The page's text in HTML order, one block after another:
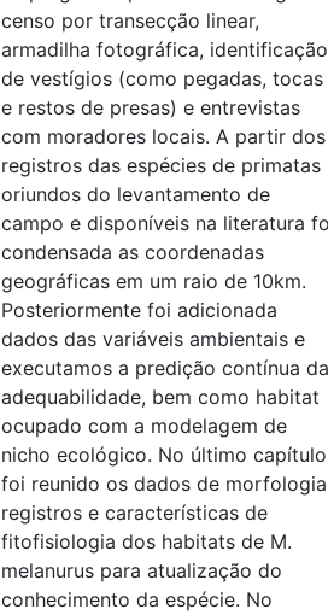
censo por transecção linear,
armadilha fotográfica, identificação
de vestígios (como pegadas, tocas
e restos de presas) e entrevistas
com moradores locais. A partir dos
registros das espécies de primatas
oriundos do levantamento de
campo e disponíveis na literatura
condensada as coordenadas
geográficas em um raio de 10km.
Posteriormente foi adicionada
dados das variáveis ambientais e
executamos a predição contínua da
adequabilidade, bem como habitat
ocupado com a modelagem de
nicho ecológico. No último capítulo
foi reunido os dados de
registros e características de
fitofisiologia dos habitats de M.
melanurus para atualização do
conhecimento da espécie. No